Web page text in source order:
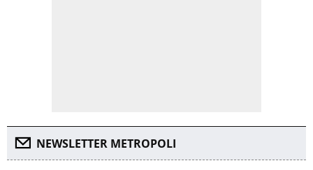
NEWSLETTER METROPOLI